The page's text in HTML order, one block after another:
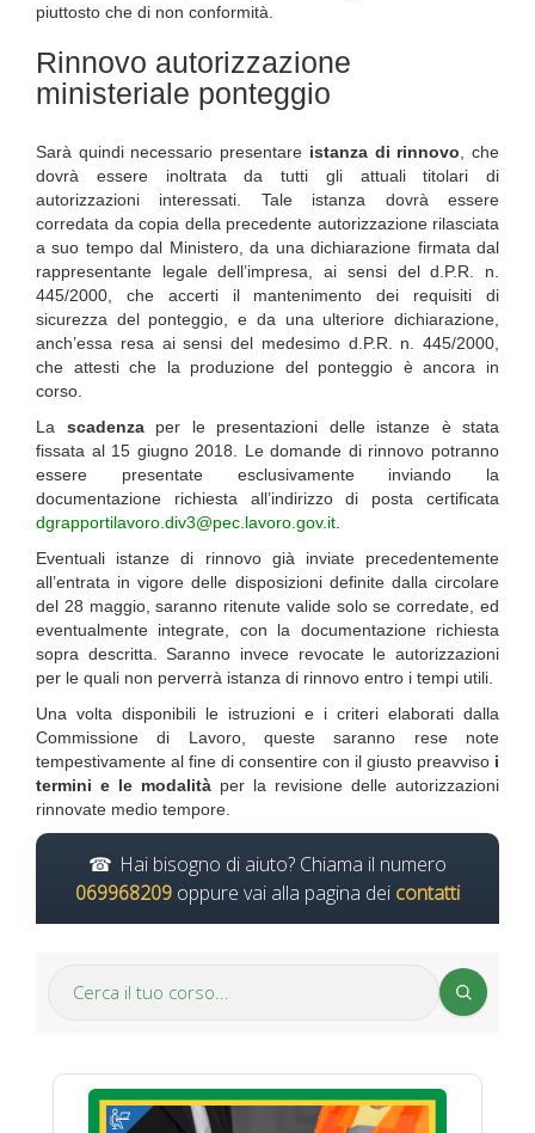
piuttosto che di non conformità.
Rinnovo autorizzazione
ministeriale ponteggio
Sarà quindi necessario presentare istanza di rinnovo , che
dovrà essere inoltrata da tutti gli attuali titolari di
autorizzazioni interessati. Tale istanza dovrà essere
corredata da copia della precedente autorizzazione rilasciata
a suo tempo dal Ministero, da una dichiarazione firmata dal
rappresentante legale dell’impresa, ai sensi del d.P.R. n.
445/2000, che accerti il mantenimento dei requisiti di
sicurezza del ponteggio, e da una ulteriore dichiarazione,
anch’essa resa ai sensi del medesimo d.P.R. n. 445/2000,
che attesti che la produzione del ponteggio è ancora in
corso.
La scadenzaper le presentazioni delle istanze è stata
fissata al 15 giugno 2018. Le domande di rinnovo potranno
essere presentate esclusivamente inviando la
documentazione richiesta all’indirizzo di posta certificata
dgrapportilavoro.div3@pec.lavoro.gov.it
Eventuali istanze di rinnovo già inviate precedentemente
all’entrata in vigore delle disposizioni definite dalla circolare
del 28 maggio, saranno ritenute valide solo se corredate, ed
eventualmente integrate, con la documentazione richiesta
sopra descritta. Saranno invece revocate le autorizzazioni
per le quali non perverrà istanza di rinnovo entro i tempi utili.
Una volta disponibili le istruzioni e i criteri elaborati dalla
Commissione di Lavoro, queste saranno rese note
tempestivamente al fine di consentire con il giusto preavviso i
termini e le modalità per la revisione delle autorizzazioni
rinnovate medio tempore.
Hai bisogno di aiuto? Chiama il numero
069968209 oppure vai alla pagina dei contatti